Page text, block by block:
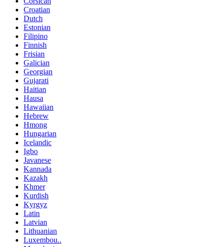
Croatian
Dutch
Estonian
Filipino
Finnish
Frisian
Galician
Georgian
Gujarati
Haitian
Hausa
Hawaiian
Hebrew
Hmong
Hungarian
Icelandic
Igbo
Javanese
Kannada
Kazakh
Khmer
Kurdish
Kyrgyz
Latin
Latvian
Lithuanian
Luxembou..